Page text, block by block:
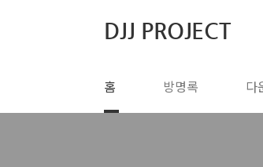
DJJ PROJECT
홈 방명록 다